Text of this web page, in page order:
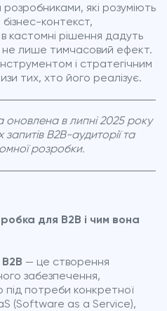
які розуміють
бізнес-контекст,
кастомні рішення дадуть
не лише тимчасовий ефект.
і стратегічним
тих, хто його реалізує.
оновлена в липні 2025 року
B2B-аудиторії та
розробки.
для B2B і чим вона
— це створення
забезпечення,
під потреби конкретної
(Software as a Service),